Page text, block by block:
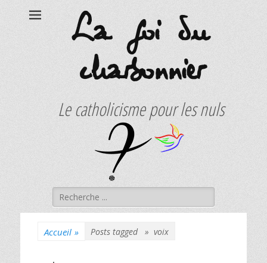
La foi du
charbonnier
Le catholicisme pour les nuls
Rechercher :
Accueil » Posts tagged » voix